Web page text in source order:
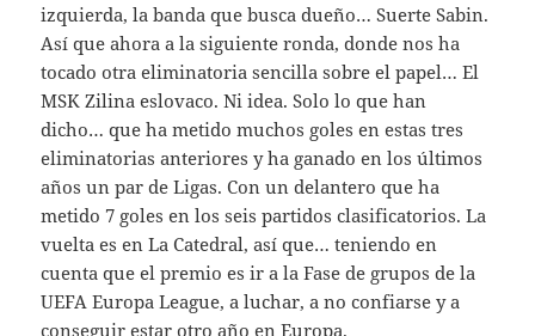
izquierda, la banda que busca dueño… Suerte Sabin.
Así que ahora a la siguiente ronda, donde nos ha
tocado otra eliminatoria sencilla sobre el papel… El
MSK Zilina eslovaco. Ni idea. Solo lo que han
dicho… que ha metido muchos goles en estas tres
eliminatorias anteriores y ha ganado en los últimos
años un par de Ligas. Con un delantero que ha
metido 7 goles en los seis partidos clasificatorios. La
vuelta es en La Catedral, así que… teniendo en
cuenta que el premio es ir a la Fase de grupos de la
UEFA Europa League, a luchar, a no confiarse y a
conseguir estar otro año en Europa.